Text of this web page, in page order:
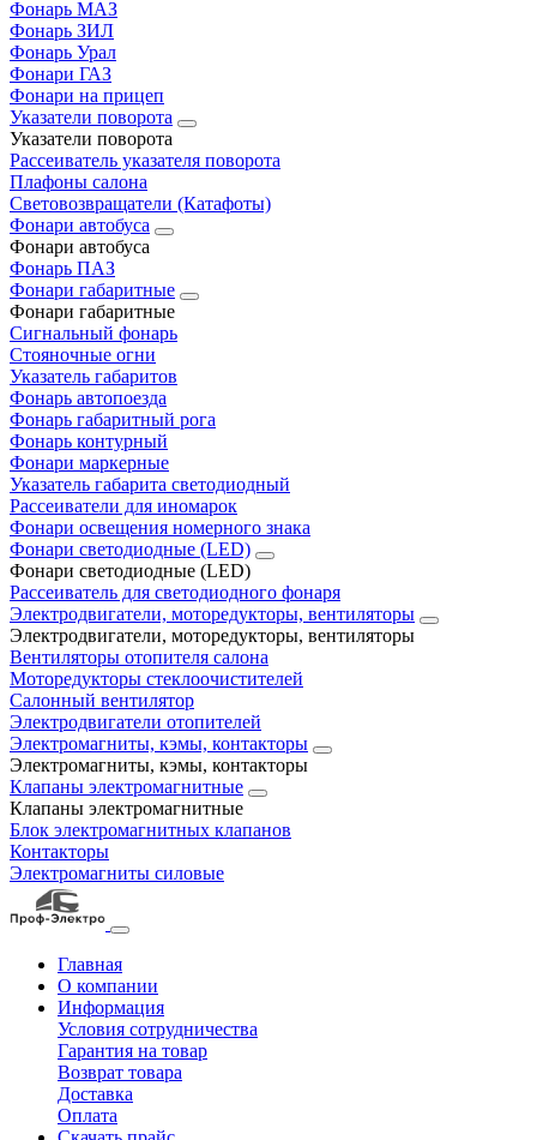
Фонарь МАЗ
Фонарь ЗИЛ
Фонарь Урал
Фонари ГАЗ
Фонари на прицеп
Указатели поворота
Указатели поворота
Рассеиватель указателя поворота
Плафоны салона
Световозвращатели (Катафоты)
Фонари автобуса
Фонари автобуса
Фонарь ПАЗ
Фонари габаритные
Фонари габаритные
Сигнальный фонарь
Стояночные огни
Указатель габаритов
Фонарь автопоезда
Фонарь габаритный рога
Фонарь контурный
Фонари маркерные
Указатель габарита светодиодный
Рассеиватели для иномарок
Фонари освещения номерного знака
Фонари светодиодные (LED)
Фонари светодиодные (LED)
Рассеиватель для светодиодного фонаря
Электродвигатели, моторедукторы, вентиляторы
Электродвигатели, моторедукторы, вентиляторы
Вентиляторы отопителя салона
Моторедукторы стеклоочистителей
Салонный вентилятор
Электродвигатели отопителей
Электромагниты, кэмы, контакторы
Электромагниты, кэмы, контакторы
Клапаны электромагнитные
Клапаны электромагнитные
Блок электромагнитных клапанов
Контакторы
Электромагниты силовые
Главная
О компании
Информация
Условия сотрудничества
Гарантия на товар
Возврат товара
Доставка
Оплата